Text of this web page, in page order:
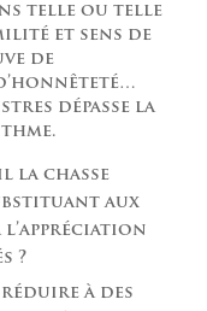
telle ou telle
et sens de
de
dépasse la
la chasse
aux
?
à des